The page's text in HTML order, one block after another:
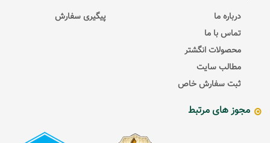
درباره ما
تماس با ما
محصولات انگشتر
مطالب سایت
ثبت سفارش خاص
پیگیری سفارش
مجوز های مرتبط